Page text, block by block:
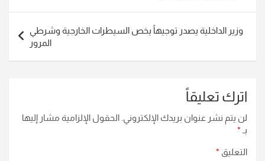
وزير الداخلية يصدر توجيهاً يخص السيطرات الخارجية وشرطي
المرور
اترك تعليقاً
لن يتم نشر عنوان بريدك الإلكتروني. الحقول الإلزامية مشار إليها
بـ *
التعليق *